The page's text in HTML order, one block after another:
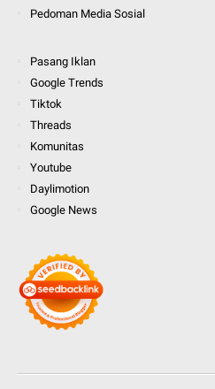
Pedoman Media Sosial
Pasang Iklan
Google Trends
Tiktok
Threads
Komunitas
Youtube
Daylimotion
Google News